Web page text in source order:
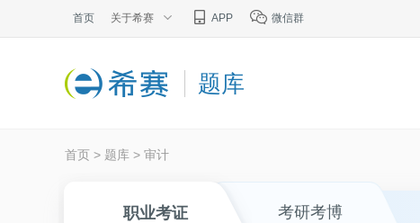
首页 关于希赛 APP 微信群
题库
首页 > 题库 > 审计
职业考证 考研考博